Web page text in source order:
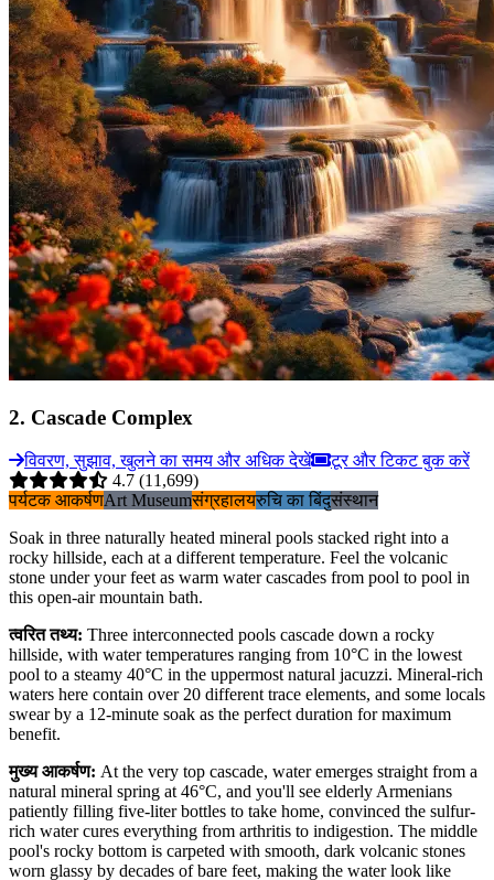
2. Cascade Complex
विवरण, सुझाव, खुलने का समय और अधिक देखें
टूर और टिकट बुक करें
4.7 (11,699)
पर्यटक आकर्षणArt Museumसंग्रहालयरुचि का बिंदुसंस्थान
Soak in three naturally heated mineral pools stacked right into a
rocky hillside, each at a different temperature. Feel the volcanic
stone under your feet as warm water cascades from pool to pool in
this open-air mountain bath.
त्वरित तथ्य: Three interconnected pools cascade down a rocky
hillside, with water temperatures ranging from 10°C in the lowest
pool to a steamy 40°C in the uppermost natural jacuzzi. Mineral-rich
waters here contain over 20 different trace elements, and some locals
swear by a 12-minute soak as the perfect duration for maximum
benefit.
मुख्य आकर्षण: At the very top cascade, water emerges straight from a
natural mineral spring at 46°C, and you'll see elderly Armenians
patiently filling five-liter bottles to take home, convinced the sulfur-
rich water cures everything from arthritis to indigestion. The middle
pool's rocky bottom is carpeted with smooth, dark volcanic stones
worn glassy by decades of bare feet, making the water look like